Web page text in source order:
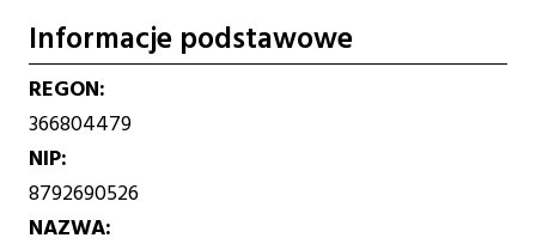
Informacje podstawowe
REGON
366804479
NIP
8792690526
NAZWA